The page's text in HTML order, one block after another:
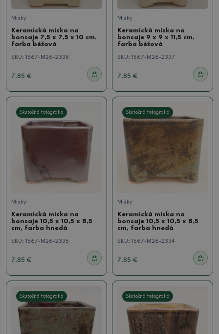
Misky
Keramická miska na
bonsaje 7,5 x 7,5 x 10 cm,
farba béžová
SKU: 1567-M26-2338
7.85 €
Misky
Keramická miska na
bonsaje 9 x 9 x 11,5 cm,
farba béžová
SKU: 1567-M26-2337
7.85 €
Skutočná fotografia
Misky
Keramická miska na
bonsaje 10,5 x 10,5 x 8,5
cm, farba hnedá
SKU: 1567-M26-2335
7.85 €
Skutočná fotografia
Misky
Keramická miska na
bonsaje 10,5 x 10,5 x 8,5
cm, farba hnedá
SKU: 1567-M26-2334
7.85 €
Skutočná fotografia Skutočná fotografia